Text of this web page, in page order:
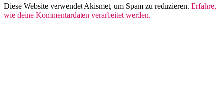
Diese Website verwendet Akismet, um Spam zu reduzieren. Erfahre,
wie deine Kommentardaten verarbeitet werden.